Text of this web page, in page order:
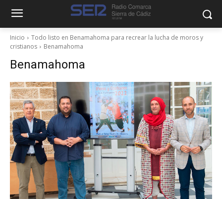
Inicio
Todo listo en Benamahoma para recrear la lucha de moros y
cristianos
Benamahoma
Benamahoma